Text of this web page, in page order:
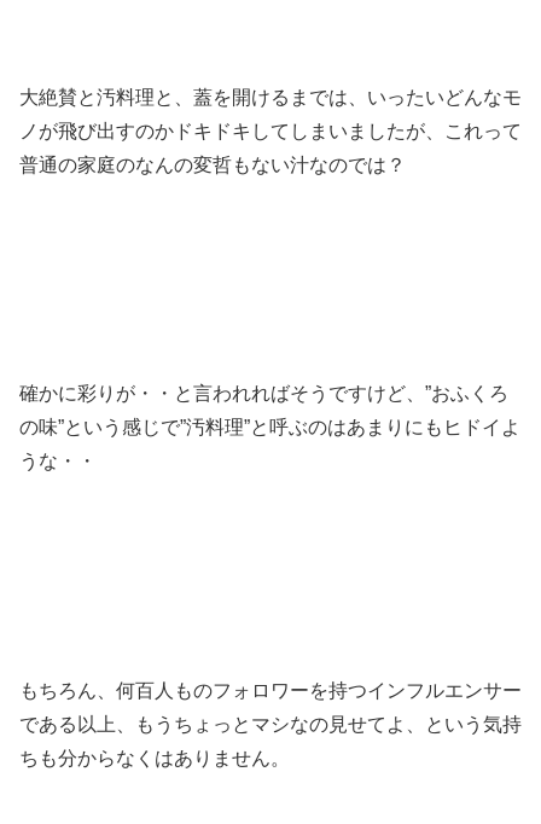
大絶賛と汚料理と、蓋を開けるまでは、いったいどんなモ
ノが飛び出すのかドキドキしてしまいましたが、これって
普通の家庭のなんの変哲もない汁なのでは？
確かに彩りが・・と言われればそうですけど、”おふくろ
の味”という感じで”汚料理”と呼ぶのはあまりにもヒドイよ
うな・・
もちろん、何百人ものフォロワーを持つインフルエンサー
である以上、もうちょっとマシなの見せてよ、という気持
ちも分からなくはありません。